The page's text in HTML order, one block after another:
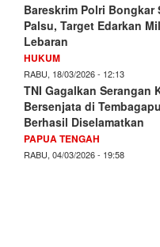
Bareskrim Polri Bongkar
Palsu, Target Edarkan
Lebaran
HUKUM
RABU, 18/03/2026 - 12:13
TNI Gagalkan Serangan
Bersenjata di
Berhasil Diselamatkan
PAPUA TENGAH
RABU, 04/03/2026 - 19:58